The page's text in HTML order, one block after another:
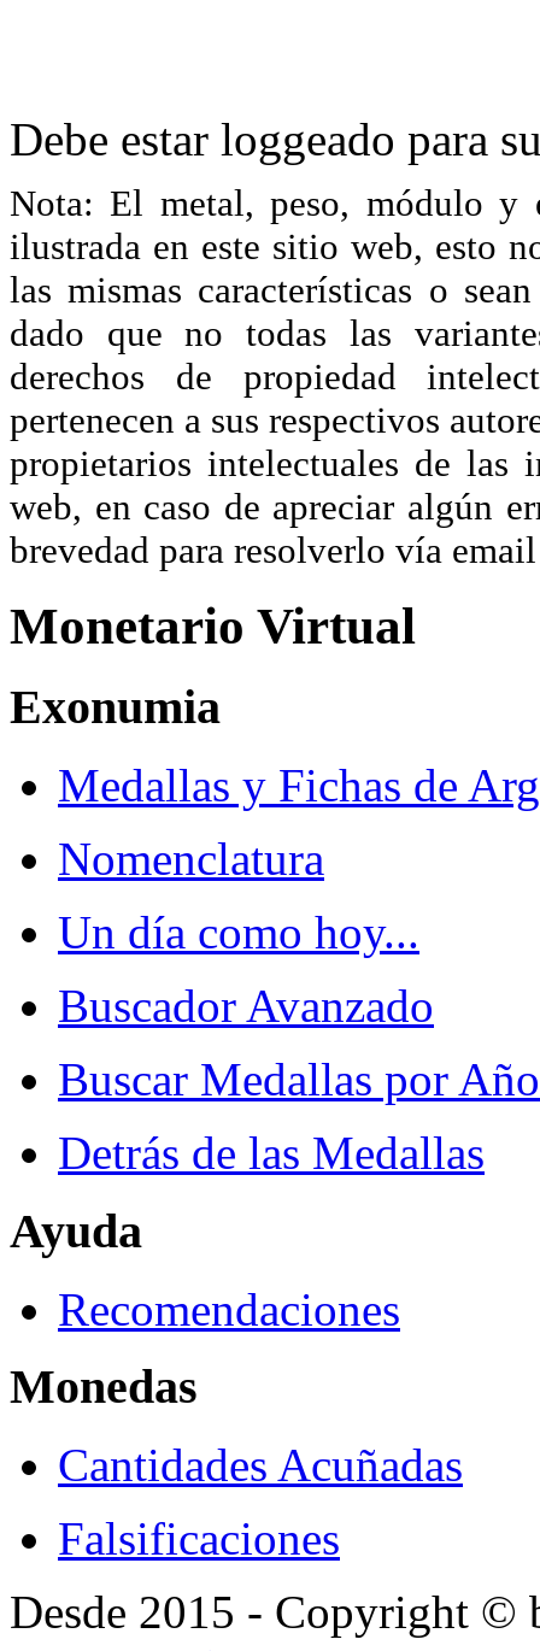
Debe estar loggeado para
Nota: El metal, peso, módulo y
ilustrada en este sitio web, esto
las mismas características o
dado que no todas las
derechos de propiedad
pertenecen a sus respectivos
propietarios intelectuales de las
web, en caso de apreciar algún
brevedad para resolverlo vía
Monetario Virtual
Exonumia
Medallas y Fichas de
Nomenclatura
Un día como hoy...
Buscador Avanzado
Buscar Medallas por Año
Detrás de las Medallas
Ayuda
Recomendaciones
Monedas
Cantidades Acuñadas
Falsificaciones
Desde 2015 - Copyright ©